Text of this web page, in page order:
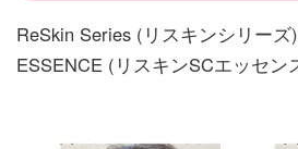
ReSkin Series (リスキンシリーズ
ESSENCE (リスキンSCエッセン